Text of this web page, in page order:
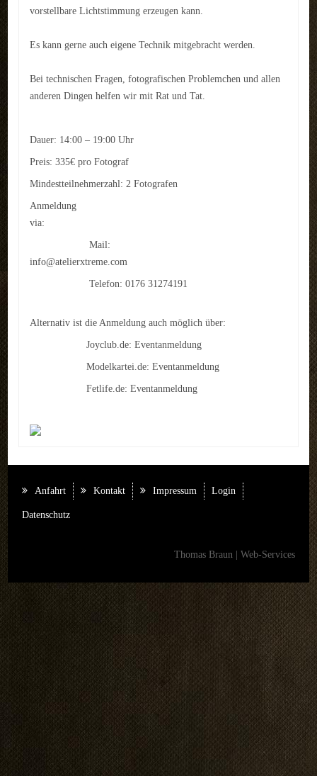
AKTUELLES
vorstellbare Lichtstimmung erzeugen kann.
Es kann gerne auch eigene Technik mitgebracht werden.
Bei technischen Fragen, fotografischen Problemchen und allen
anderen Dingen helfen wir mit Rat und Tat.
Dauer: 14:00 – 19:00 Uhr
Preis: 335€ pro Fotograf
Mindestteilnehmerzahl: 2 Fotografen
Anmeldung
via:
Mail:
info@atelierxtreme.com
Telefon: 0176 31274191
Alternativ ist die Anmeldung auch möglich über:
Joyclub.de:Eventanmeldung
Modelkartei.de:Eventanmeldung
Fetlife.de:Eventanmeldung
Anfahrt Kontakt Impressum Login
Datenschutz
Thomas Braun | Web-Services